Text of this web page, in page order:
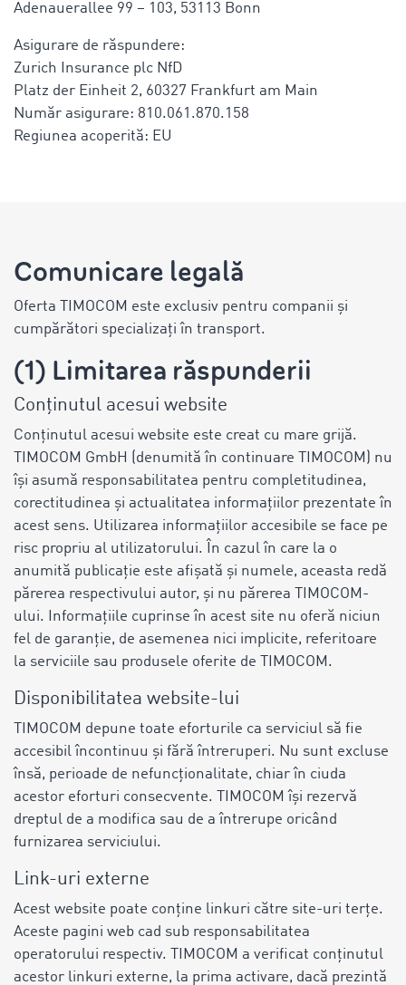
Adenauerallee 99 – 103, 53113 Bonn
Asigurare de răspundere:
Zurich Insurance plc NfD
Platz der Einheit 2, 60327 Frankfurt am Main
Număr asigurare: 810.061.870.158
Regiunea acoperită: EU
Comunicare legală
Oferta TIMOCOM este exclusiv pentru companii și
cumpărători specializați în transport.
(1) Limitarea răspunderii
Conținutul acesui website
Conținutul acesui website este creat cu mare grijă.
TIMOCOM GmbH (denumită în continuare TIMOCOM) nu
își asumă responsabilitatea pentru completitudinea,
corectitudinea și actualitatea informațiilor prezentate în
acest sens. Utilizarea informațiilor accesibile se face pe
risc propriu al utilizatorului. În cazul în care la o
anumită publicație este afișată și numele, aceasta redă
părerea respectivului autor, și nu părerea TIMOCOM-
ului. Informațiile cuprinse în acest site nu oferă niciun
fel de garanție, de asemenea nici implicite, referitoare
la serviciile sau produsele oferite de TIMOCOM.
Disponibilitatea website-lui
TIMOCOM depune toate eforturile ca serviciul să fie
accesibil încontinuu și fără întreruperi. Nu sunt excluse
însă, perioade de nefuncționalitate, chiar în ciuda
acestor eforturi consecvente. TIMOCOM își rezervă
dreptul de a modifica sau de a întrerupe oricând
furnizarea serviciului.
Link-uri externe
Acest website poate conține linkuri către site-uri terțe.
Aceste pagini web cad sub responsabilitatea
operatorului respectiv. TIMOCOM a verificat conținutul
acestor linkuri externe, la prima activare, dacă prezintă